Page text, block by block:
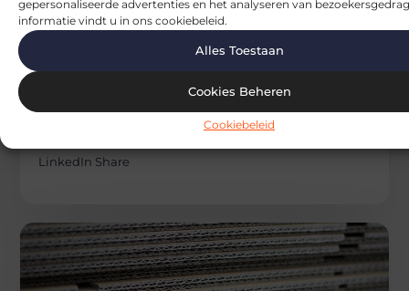
gepersonaliseerde advertenties en het analyseren van
informatie vindt u in ons cookiebeleid.
Alles Toestaan
Cookies Beheren
Cookiebeleid
AANBIEDINGEN
De voordelen van verhuur van
bouwhekken in België
Goed artikel? Deel hem dan op: Share on X (Twitter)
LinkedIn Share